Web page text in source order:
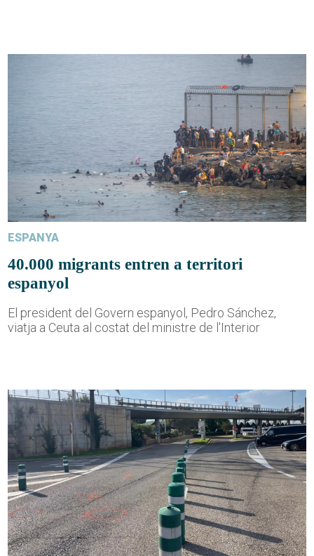
ESPANYA
40.000 migrants entren a territori
espanyol
El president del Govern espanyol, Pedro Sánchez,
viatja a Ceuta al costat del ministre de l'Interior